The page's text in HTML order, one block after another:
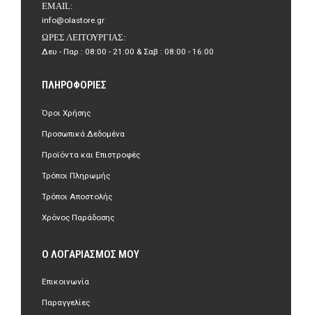
EMAIL:
info@olastore.gr
ΏΡΕΣ ΛΕΙΤΟΥΡΓΊΑΣ:
Δευ - Παρ : 08:00 - 21:00 & Σαβ : 08:00 - 16:00
ΠΛΗΡΟΦΟΡΊΕΣ
Όροι Χρήσης
Προσωπικά Δεδομένα
Προϊόντα και Επιστροφές
Τρόποι Πληρωμής
Τρόποι Αποστολής
Χρόνος Παράδοσης
Ο ΛΟΓΑΡΙΑΣΜΌΣ ΜΟΥ
Επικοινωνία
Παραγγελίες